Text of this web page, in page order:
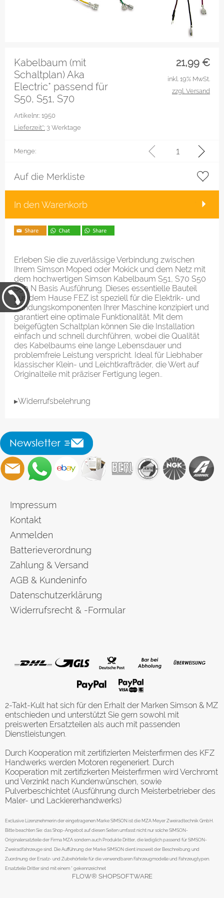
21,99 €
Kabelbaum (mit
Schaltplan) Aka
Electric* passend für
S50, S51, S70
Artikelnr.: 1950
Lieferzeit*: 3 Werktage
inkl. 19% MwSt.
zzgl. Versand
Menge:
Auf die Merkliste
In den Warenkorb
Erleben Sie die zuverlässige Verbindung zwischen
Ihrem Simson Moped oder Mokick und dem Netz mit
dem hochwertigen Simson Kabelbaum S51, S70 S50
S50 N Basis Ausführung. Dieses essentielle Bauteil
aus dem Hause FEZ ist speziell für die Elektrik- und
Zündungskomponenten Ihrer Maschine konzipiert und
garantiert eine optimale Funktionalität. Mit dem
beigefügten Schaltplan können Sie die Installation
einfach und schnell durchführen, wobei die Qualität
des Kabelbaums eine lange Lebensdauer und
problemfreie Leistung verspricht. Ideal für Liebhaber
klassischer Klein- und Leichtkrafträder, die Wert auf
Originalteile mit präziser Fertigung legen..
▸Widerrufsbelehrung
Impressum
Kontakt
Anmelden
Batterieverordnung
Zahlung & Versand
AGB & Kundeninfo
Datenschutzerklärung
Widerrufsrecht & -Formular
2-Takt-Kult hat sich für den Erhalt der Marken Simson & MZ
entschieden und unterstützt Sie gern sowohl mit
preiswerten Ersatzteilen als auch mit passenden
Dienstleistungen.
Durch Kooperation mit zertifizierten Meisterfirmen des KFZ
Handwerks werden Motoren regeneriert. Durch
Kooperation mit zertifizkerten Meisterfirmen wird Verchromt
und Verzinkt nach Kundenwünschen, sowie
Pulverbeschichtet (Ausführung durch Meisterbetrieber des
Maler- und Lackiererhandwerks)
Exclusive Lizenznehmerin der eingetragenen Marke SIMSON ist die MZA Meyer Zweiradtechnik GmbH.
Bitte beachten Sie: das Shop-Angebot auf diesen Seiten umfasst nicht nur solche SIMSON-
Originalersatzteile der Firma MZA sondern auch Produkte Dritter, die lediglich passend für SIMSON-
Zweiradfahrzeuge sind. Die Aufführung der Marke SIMSON dient insoweit der Beschreibung und
Zuordnung der Ersatz- und Zubehörteile für die verwendbaren Fahrzeugmodelle und Fahrzeugtypen.
Ersatzteile Dritter sind mit einem * gekennzeichnet
FLOW® SHOPSOFTWARE